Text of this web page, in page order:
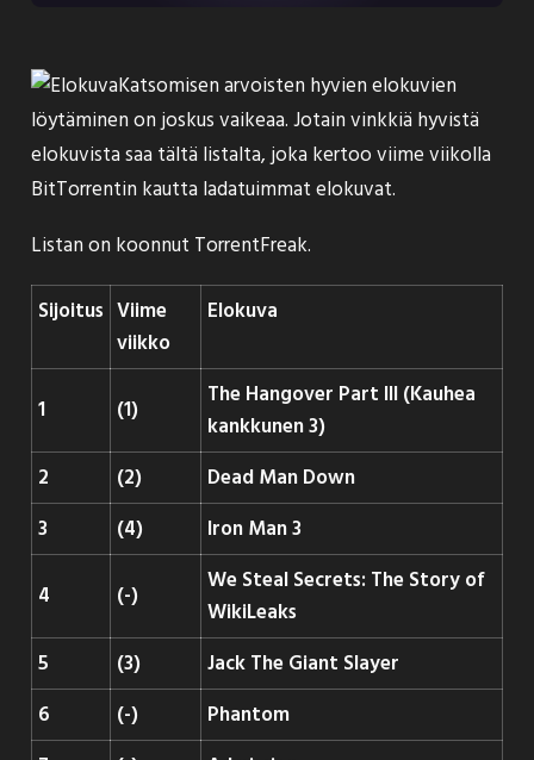
Katsomisen arvoisten hyvien elokuvien
löytäminen on joskus vaikeaa. Jotain vinkkiä hyvistä
elokuvista saa tältä listalta, joka kertoo viime viikolla
BitTorrentin kautta ladatuimmat elokuvat.
Listan on koonnut TorrentFreak.
Sijoitus Viime
viikko
Elokuva
1 (1)
The Hangover Part III (Kauhea
kankkunen 3)
2
(2)
Dead Man Down
3
(4) Iron Man 3
4 (-)
We Steal Secrets: The Story of
WikiLeaks
5
(3)
Jack The Giant Slayer
6
(-)
Phantom